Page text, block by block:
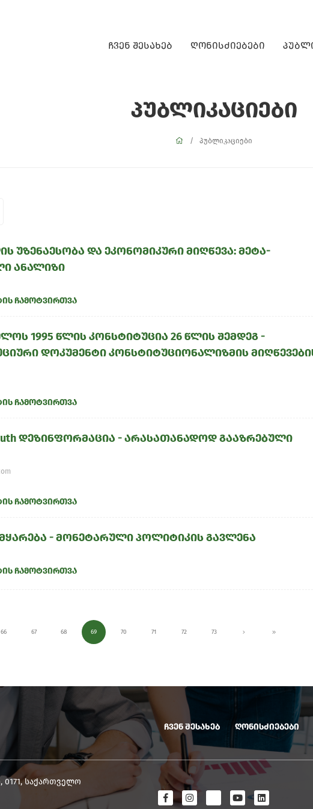
ჩვენ შესახებ ღონისძიებები
პუბლიკაციები
პუბლიკაციები
უზენაესობა და ეკონომიკური მიღწევა: მეტა-
ანალიზი
ჩამოტვირთვა
1995 წლის კონსტიტუცია 26 წლის შემდეგ -
დოკუმენტი კონსტიტუციონალიზმის
ჩამოტვირთვა
დეზინფორმაცია - არასათანადოდ გააზრებული
ჩამოტვირთვა
- მონეტარული პოლიტიკის გავლენა
ჩამოტვირთვა
66 67 68 69 70 71 72 73
ჩვენ შესახებ ღონისძიებები
0171, საქართველო